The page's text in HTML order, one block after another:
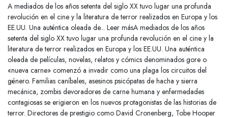
A mediados de los años setenta del siglo XX tuvo lugar una profunda
revolución en el cine y la literatura de terror realizados en Europa y los
EE.UU. Una auténtica oleada de... Leer másA mediados de los años
setenta del siglo XX tuvo lugar una profunda revolución en el cine y la
literatura de terror realizados en Europa y los EE.UU. Una auténtica
oleada de películas, novelas, relatos y cómics denominados gore o
«nueva carne» comenzó a invadir como una plaga los circuitos del
género. Familias caníbales, asesinos psicópatas de hacha y sierra
mecánica, zombis devoradores de carne humana y enfermedades
contagiosas se erigieron en los nuevos protagonistas de las historias de
terror. Directores de prestigio como David Cronenberg, Tobe Hooper